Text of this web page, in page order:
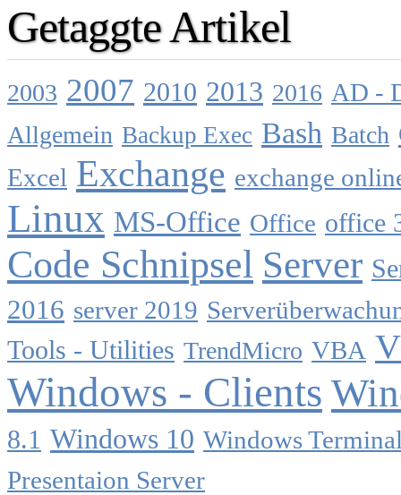
Getaggte Artikel
2003 2007 2010 2013 2016 AD -
Allgemein Backup Exec Bash Batch
Excel Exchange exchange
Linux MS-Office Office office
Code Schnipsel Server
2016 server 2019
Tools - Utilities TrendMicro VBA
Windows - Clients
8.1 Windows 10 Windows
Presentaion Server